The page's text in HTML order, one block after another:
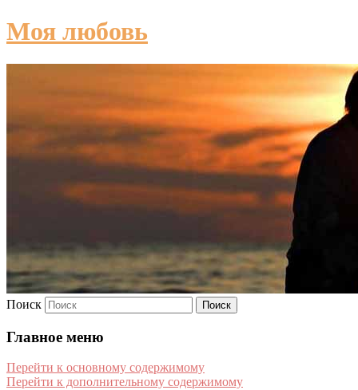
Моя любовь
Поиск
Главное меню
Перейти к основному содержимому
Перейти к дополнительному содержимому